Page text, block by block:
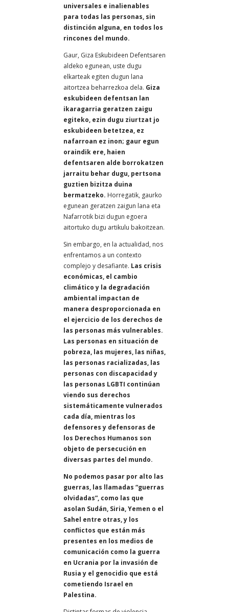
universales e inalienables
para todas las personas, sin
distinción alguna, en todos los
rincones del mundo.
Gaur, Giza Eskubideen Defentsaren
aldeko egunean, uste dugu
elkarteak egiten dugun lana
aitortzea beharrezkoa dela. Giza
eskubideen defentsan lan
ikaragarria geratzen zaigu
egiteko, ezin dugu ziurtzat jo
eskubideen betetzea, ez
nafarroan ez inon; gaur egun
oraindik ere, haien
defentsaren alde borrokatzen
jarraitu behar dugu, pertsona
guztien bizitza duina
bermatzeko. Horregatik, gaurko
egunean geratzen zaigun lana eta
Nafarrotik bizi dugun egoera
aitortuko dugu artikulu bakoitzean.
Sin embargo, en la actualidad, nos
enfrentamos a un contexto
complejo y desafiante. Las crisis
económicas, el cambio
climático y la degradación
ambiental impactan de
manera desproporcionada en
el ejercicio de los derechos de
las personas más vulnerables.
Las personas en situación de
pobreza, las mujeres, las niñas,
las personas racializadas, las
personas con discapacidad y
las personas LGBTI continúan
viendo sus derechos
sistemáticamente vulnerados
cada día, mientras los
defensores y defensoras de
los Derechos Humanos son
objeto de persecución en
diversas partes del mundo.
No podemos pasar por alto las
guerras, las llamadas “guerras
olvidadas”, como las que
asolan Sudán, Siria, Yemen o el
Sahel entre otras, y los
conflictos que están más
presentes en los medios de
comunicación como la guerra
en Ucrania por la invasión de
Rusia y el genocidio que está
cometiendo Israel en
Palestina.